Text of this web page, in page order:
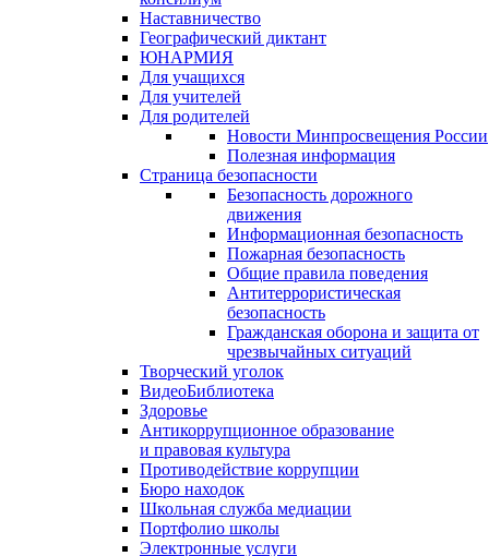
Наставничество
Географический диктант
ЮНАРМИЯ
Для учащихся
Для учителей
Для родителей
Новости Минпросвещения России
Полезная информация
Страница безопасности
Безопасность дорожного
движения
Информационная безопасность
Пожарная безопасность
Общие правила поведения
Антитеррористическая
безопасность
Гражданская оборона и защита от
чрезвычайных ситуаций
Творческий уголок
ВидеоБиблиотека
Здоровье
Антикоррупционное образование
и правовая культура
Противодействие коррупции
Бюро находок
Школьная служба медиации
Портфолио школы
Электронные услуги